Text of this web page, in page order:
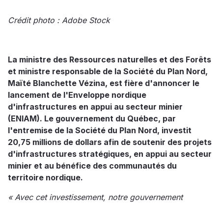
Crédit photo : Adobe Stock
La ministre des Ressources naturelles et des Forêts
et ministre responsable de la Société du Plan Nord,
Maïté Blanchette Vézina, est fière d'annoncer le
lancement de l'Enveloppe nordique
d'infrastructures en appui au secteur minier
(ENIAM). Le gouvernement du Québec, par
l'entremise de la Société du Plan Nord, investit
20,75 millions de dollars afin de soutenir des projets
d'infrastructures stratégiques, en appui au secteur
minier et au bénéfice des communautés du
territoire nordique.
« Avec cet investissement, notre gouvernement